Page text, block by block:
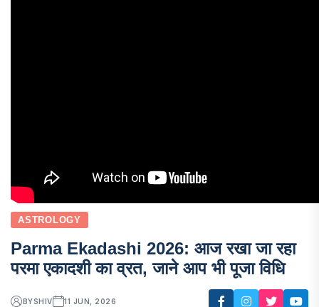
ASTROLOGY
Parma Ekadashi 2026: आज रखा जा रहा
परमा एकादशी का व्रत, जाने आप भी पूजा विधि
BYSHIV 11 JUN, 2026